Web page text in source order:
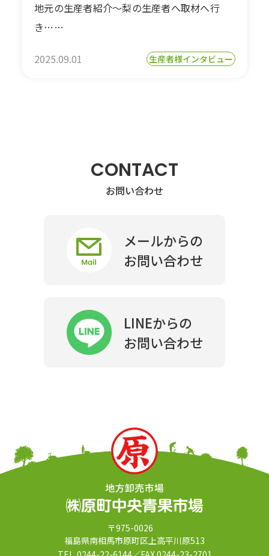
地元の生産者紹介～梨の生産者へ取材へ行
き……
2025.09.01 生産者様インタビュー
CONTACT
お問い合わせ
メールからの
お問い合わせ
LINEからの
お問い合わせ
〒975-0026
福島県南相⾺市原町区上⾼平川原513